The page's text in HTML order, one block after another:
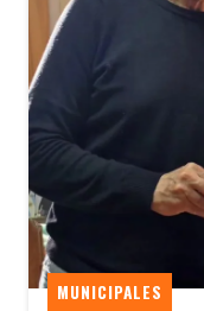
MUNICIPALES